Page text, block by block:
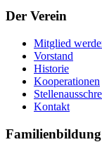
Der Verein
Mitglied
Vorstand
Historie
Kooperationen
Kontakt
Familienbildung